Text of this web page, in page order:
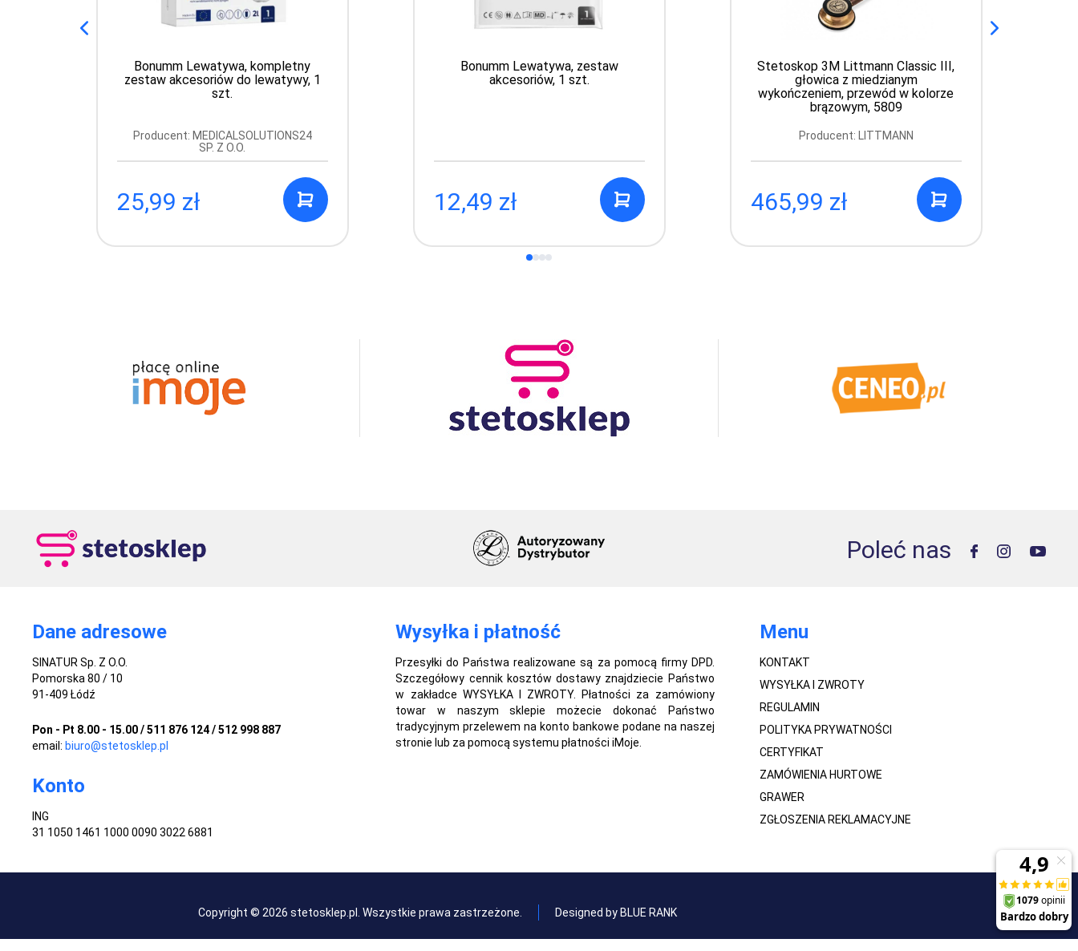
Bonumm Lewatywa, kompletny
zestaw akcesoriów do lewatywy, 1
szt.
Producent: MEDICALSOLUTIONS24
SP. Z O.O.
25,99 zł
Bonumm Lewatywa, zestaw
akcesoriów, 1 szt.
12,49 zł
Stetoskop 3M Littmann Classic III,
głowica z miedzianym
wykończeniem, przewód w kolorze
brązowym, 5809
Producent: LITTMANN
465,99 zł
Poleć nas
Dane adresowe
SINATUR Sp. Z O.O.
Pomorska 80 / 10
91-409 Łódź
Pon - Pt 8.00 - 15.00 / 511 876 124 / 512 998 887
email: biuro@stetosklep.pl
Konto
ING
31 1050 1461 1000 0090 3022 6881
Wysyłka i płatność
Przesyłki do Państwa realizowane są za pomocą firmy DPD.
Szczegółowy cennik kosztów dostawy znajdziecie Państwo
w zakładce WYSYŁKA I ZWROTY. Płatności za zamówiony
towar w naszym sklepie możecie dokonać Państwo
tradycyjnym przelewem na konto bankowe podane na naszej
stronie lub za pomocą systemu płatności iMoje.
Menu
KONTAKT
WYSYŁKA I ZWROTY
REGULAMIN
POLITYKA PRYWATNOŚCI
CERTYFIKAT
ZAMÓWIENIA HURTOWE
GRAWER
ZGŁOSZENIA REKLAMACYJNE
Copyright © 2026 stetosklep.pl. Wszystkie prawa zastrzeżone. Designed by BLUE RANK